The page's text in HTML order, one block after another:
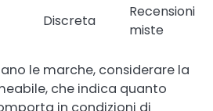
Discreta
Recensioni
miste
le marche, considerare la
che indica quanto